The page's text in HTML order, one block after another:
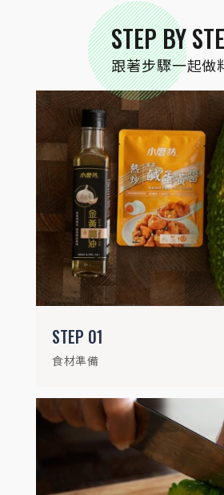
STEP BY
跟著步驟一起做
STEP 01
食材準備
STEP02
山苦瓜剖半去除囊籽、薄膜
熱鍋加入金黃蒜油，放入山